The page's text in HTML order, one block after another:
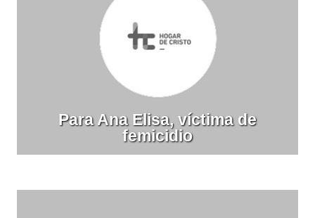
Para Ana Elisa, víctima de
femicidio